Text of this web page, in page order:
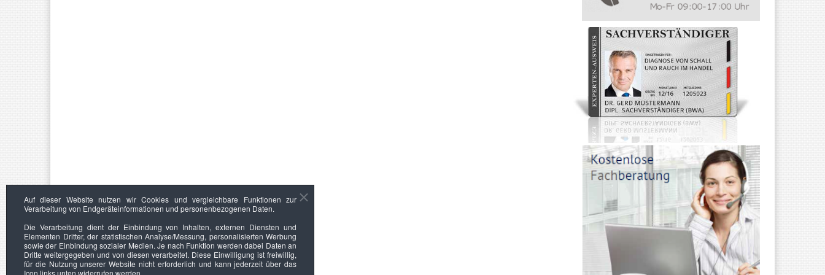
Auf dieser Website nutzen wir Cookies und vergleichbare Funktionen zur
Verarbeitung von Endgeräteinformationen und personenbezogenen Daten.
Die Verarbeitung dient der Einbindung von Inhalten, externen Diensten und
Elementen Dritter, der statistischen Analyse/Messung, personalisierten Werbung
sowie der Einbindung sozialer Medien. Je nach Funktion werden dabei Daten an
Dritte weitergegeben und von diesen verarbeitet. Diese Einwilligung ist freiwillig,
für die Nutzung unserer Website nicht erforderlich und kann jederzeit über das
Icon links unten widerrufen werden.